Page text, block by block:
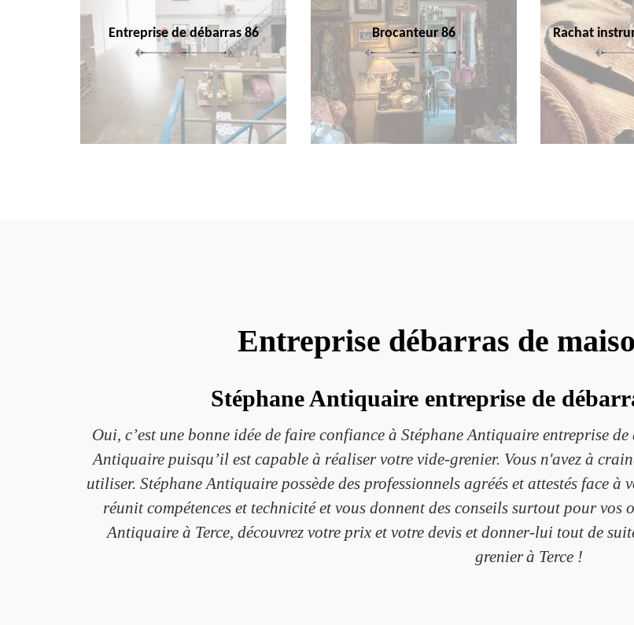
Entreprise de débarras 86 Brocanteur 86 Rachat
Entreprise débarras de
Stéphane Antiquaire entreprise de
Oui, c’est une bonne idée de faire confiance à Stéphane Antiquaire entreprise
Antiquaire puisqu’il est capable à réaliser votre vide-grenier. Vous n'avez à
utiliser. Stéphane Antiquaire possède des professionnels agréés et attestés face
réunit compétences et technicité et vous donnent des conseils surtout pour vos
Antiquaire à Terce, découvrez votre prix et votre devis et donner-lui tout de
grenier à Terce !